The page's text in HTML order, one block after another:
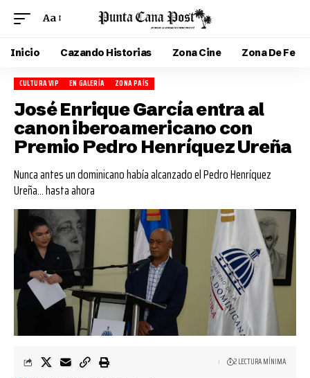
Aa
Inicio Cazando Historias Zona Cine Zona De Fe
CULTURA VIP EN GALERÍA ZONA PAÍS
José Enrique García entra al
canon iberoamericano con
Premio Pedro Henríquez Ureña
Nunca antes un dominicano había alcanzado el Pedro Henríquez
Ureña… hasta ahora
2 LECTURA MÍNIMA